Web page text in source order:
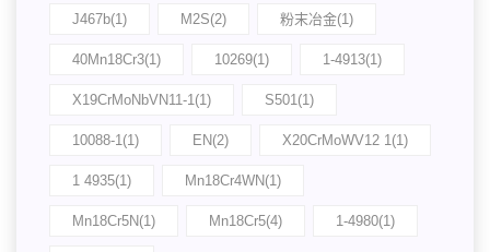
J467b(1) M2S(2) 粉末冶金(1)
40Mn18Cr3(1) 10269(1) 1-4913(1)
X19CrMoNbVN11-1(1) S501(1)
10088-1(1) EN(2) X20CrMoWV12 1(1)
1 4935(1) Mn18Cr4WN(1)
Mn18Cr5N(1) Mn18Cr5(4) 1-4980(1)